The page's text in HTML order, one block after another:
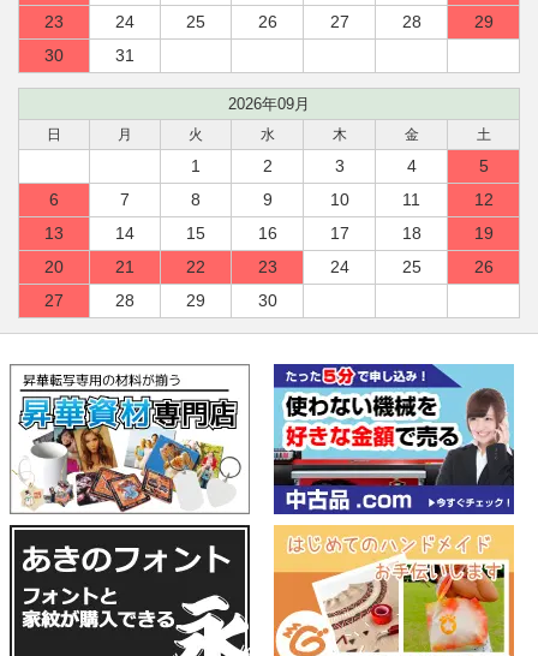
23
24 25 26 27 28
29
30
31
2026年09月
日 月 火 水 木 金 土
1 2 3 4
5
6
7 8 9 10 11
12
13
14 15 16 17 18
19
20
21 22 23 24 25
26
27
28 29 30